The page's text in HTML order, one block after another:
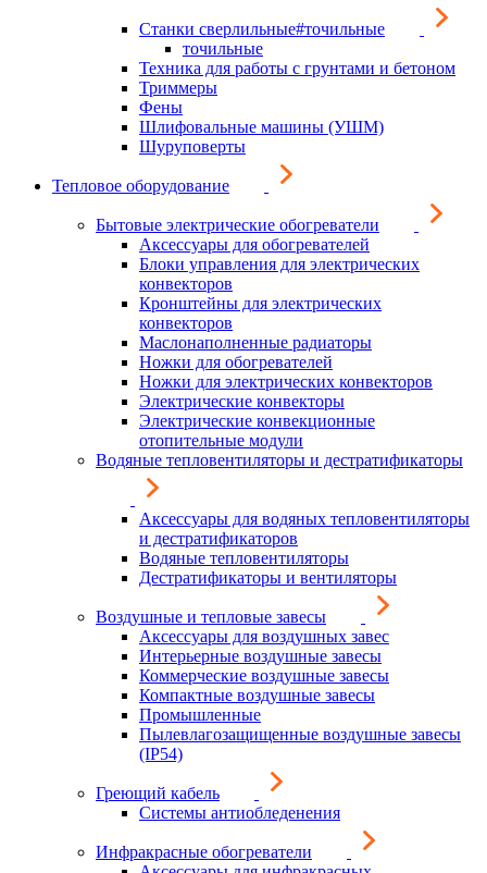
Станки сверлильные#точильные
точильные
Техника для работы с грунтами и бетоном
Триммеры
Фены
Шлифовальные машины (УШМ)
Шуруповерты
Тепловое оборудование
Бытовые электрические обогреватели
Аксессуары для обогревателей
Блоки управления для электрических
конвекторов
Кронштейны для электрических
конвекторов
Маслонаполненные радиаторы
Ножки для обогревателей
Ножки для электрических конвекторов
Электрические конвекторы
Электрические конвекционные
отопительные модули
Водяные тепловентиляторы и дестратификаторы
Аксессуары для водяных тепловентиляторы
и дестратификаторов
Водяные тепловентиляторы
Дестратификаторы и вентиляторы
Воздушные и тепловые завесы
Аксессуары для воздушных завес
Интерьерные воздушные завесы
Коммерческие воздушные завесы
Компактные воздушные завесы
Промышленные
Пылевлагозащищенные воздушные завесы
(IP54)
Греющий кабель
Системы антиобледенения
Инфракрасные обогреватели